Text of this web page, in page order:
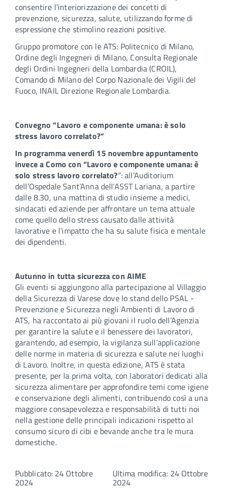
consentire l’interiorizzazione dei concetti di
prevenzione, sicurezza, salute, utilizzando forme di
espressione che stimolino reazioni positive.
Gruppo promotore con le ATS: Politecnico di Milano,
Ordine degli Ingegneri di Milano, Consulta Regionale
degli Ordini Ingegneri della Lombardia (CROIL),
Comando di Milano del Corpo Nazionale dei Vigili del
Fuoco, INAIL Direzione Regionale Lombardia.
Convegno “Lavoro e componente umana: è solo
stress lavoro correlato?”
In programma venerdì 15 novembre appuntamento
invece a Como con “Lavoro e componente umana: è
solo stress lavoro correlato?”: all’Auditorium
dell’Ospedale Sant’Anna dell’ASST Lariana, a partire
dalle 8.30, una mattina di studio insieme a medici,
sindacati ed aziende per affrontare un tema attuale
come quello dello stress causato dalle attività
lavorative e l’impatto che ha su salute fisica e mentale
dei dipendenti.
Autunno in tutta sicurezza con AIME
Gli eventi si aggiungono alla partecipazione al Villaggio
della Sicurezza di Varese dove lo stand dello PSAL -
Prevenzione e Sicurezza negli Ambienti di Lavoro di
ATS, ha raccontato ai più giovani il ruolo dell’Agenzia
per garantire la salute e il benessere dei lavoratori,
garantendo, ad esempio, la vigilanza sull’applicazione
delle norme in materia di sicurezza e salute nei luoghi
di Lavoro. Inoltre, in questa edizione, ATS è stata
presente, per la prima volta, con laboratori dedicati alla
sicurezza alimentare per approfondire temi come igiene
e conservazione degli alimenti, contribuendo così a una
maggiore consapevolezza e responsabilità di tutti noi
nella gestione delle principali indicazioni rispetto al
consumo sicuro di cibi e bevande anche tra le mura
domestiche.
Pubblicato: 24 Ottobre
2024
Ultima modifica: 24 Ottobre
2024